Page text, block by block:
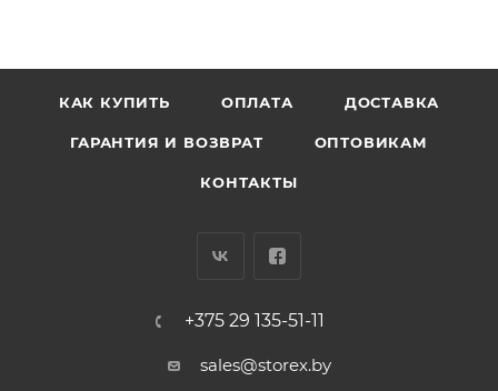
КАК КУПИТЬ ОПЛАТА ДОСТАВКА
ГАРАНТИЯ И ВОЗВРАТ ОПТОВИКАМ
КОНТАКТЫ
+375 29 135-51-11
sales@storex.by